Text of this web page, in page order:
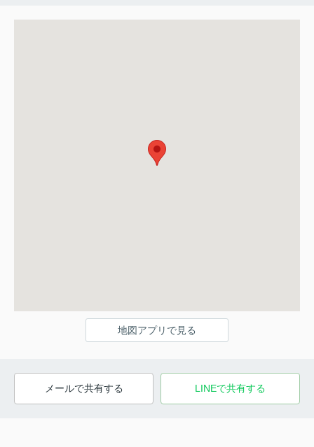
地図アプリで見る
メールで共有する LINEで共有する